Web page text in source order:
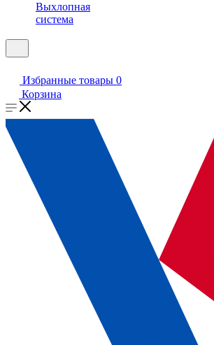
Выхлопная
система
Избранные товары 0
Корзина